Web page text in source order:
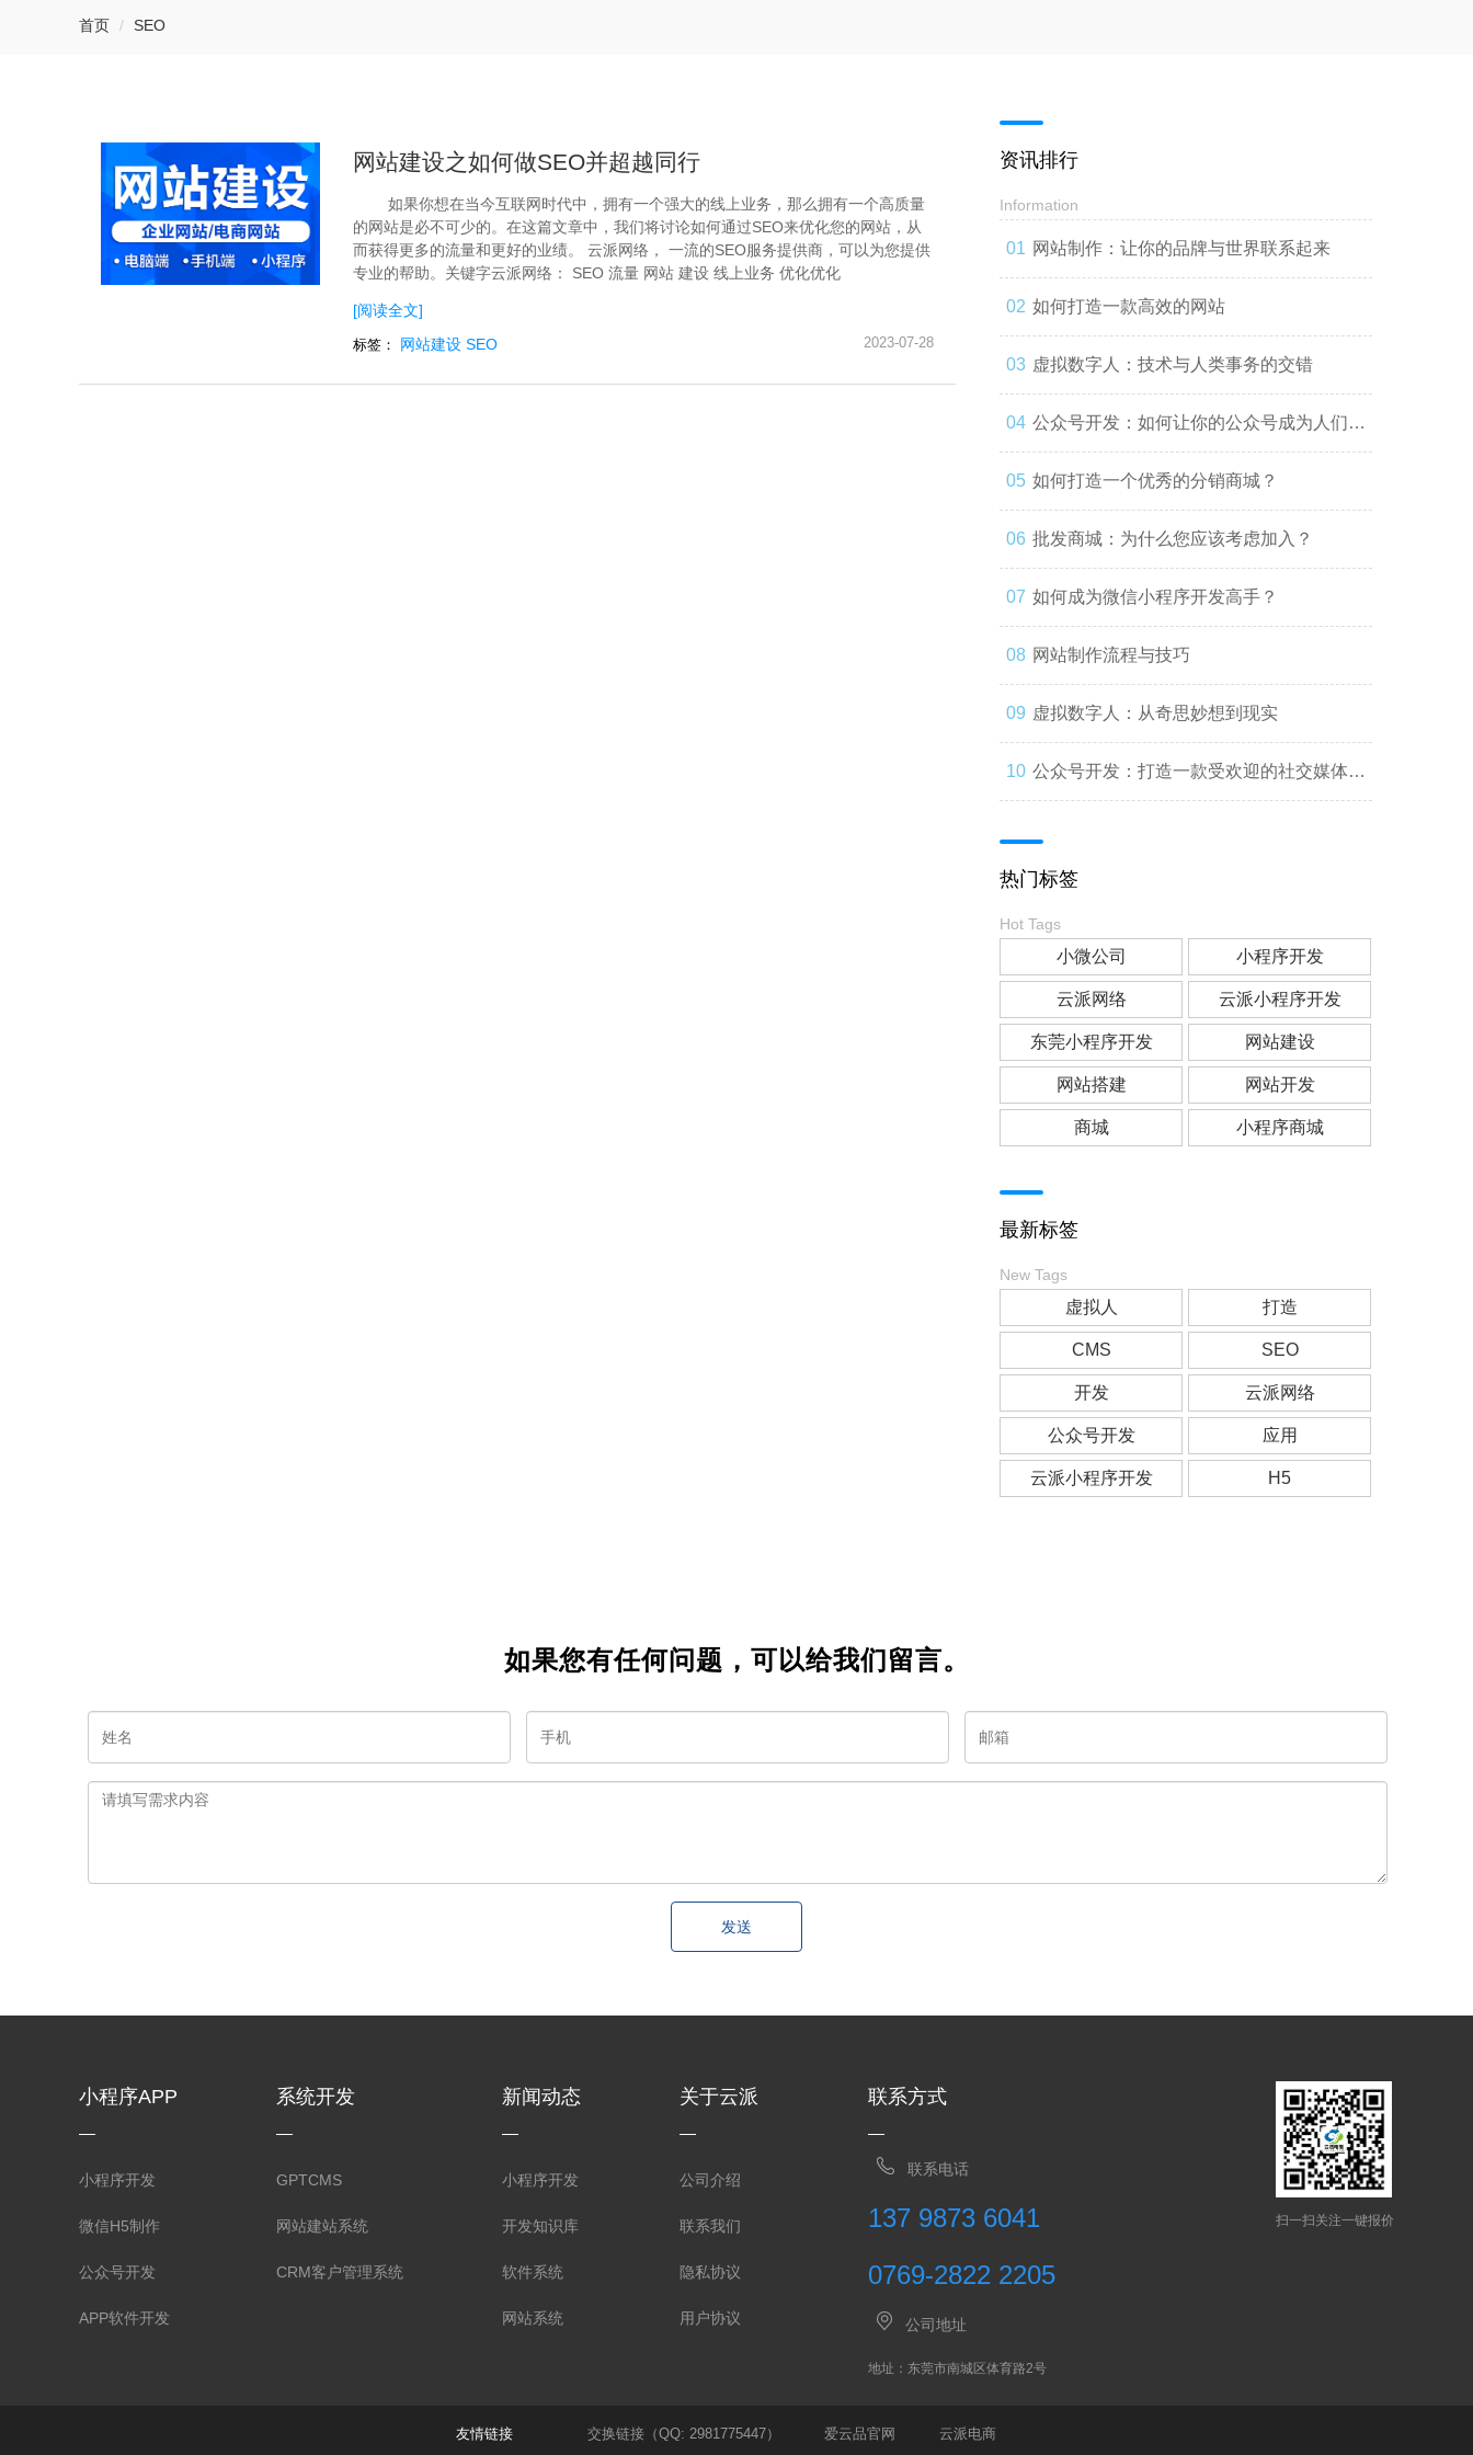
首页 SEO
网站建设之如何做SEO并超越同行
如果你想在当今互联网时代中，拥有一个强大的线上业务，那么拥有一个高质量
的网站是必不可少的。在这篇文章中，我们将讨论如何通过SEO来优化您的网站，从
而获得更多的流量和更好的业绩。 云派网络， 一流的SEO服务提供商，可以为您提供
专业的帮助。关键字云派网络： SEO 流量 网站 建设 线上业务 优化优化
[阅读全文]
标签： 网站建设 SEO 2023-07-28
资讯排行
Information
网站制作：让你的品牌与世界联系起来
如何打造一款高效的网站
虚拟数字人：技术与人类事务的交错
公众号开发：如何让你的公众号成为人们心
中的第一选择
如何打造一个优秀的分销商城？
批发商城：为什么您应该考虑加入？
如何成为微信小程序开发高手？
网站制作流程与技巧
虚拟数字人：从奇思妙想到现实
公众号开发：打造一款受欢迎的社交媒体应
热门标签
Hot Tags
小微公司 小程序开发
云派网络 云派小程序开发
东莞小程序开发 网站建设
网站搭建 网站开发
商城 小程序商城
最新标签
New Tags
虚拟人 打造
CMS SEO
开发 云派网络
公众号开发 应用
云派小程序开发 H5
如果您有任何问题，可以给我们留言。
发送
小程序APP
小程序开发
微信H5制作
公众号开发
APP软件开发
系统开发
GPTCMS
网站建站系统
CRM客户管理系统
新闻动态
小程序开发
开发知识库
软件系统
网站系统
关于云派
公司介绍
联系我们
隐私协议
用户协议
联系方式
联系电话
137 9873 6041
0769-2822 2205
扫一扫关注一键报价
公司地址
地址：东莞市南城区体育路2号
友情链接 交换链接（QQ: 2981775447） 爱云品官网 云派电商